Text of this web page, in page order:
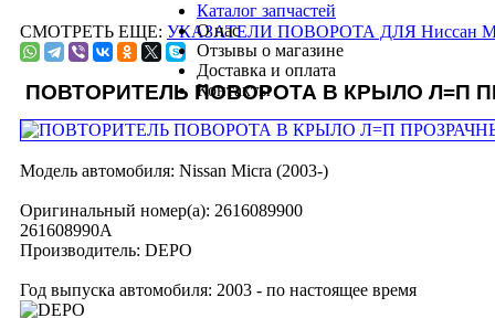
СМОТРЕТЬ ЕЩЕ: УКАЗАТЕЛИ ПОВОРОТА ДЛЯ Ниссан
ПОВТОРИТЕЛЬ ПОВОРОТА В КРЫЛО Л=П
Модель автомобиля: Nissan Micra (2003-)
Оригинальный номер(а): 2616089900
261608990A
Производитель: DEPO
Год выпуска автомобиля: 2003 - по настоящее время
Каталог запчастей
О нас
Отзывы о магазине
Доставка и оплата
Контакты